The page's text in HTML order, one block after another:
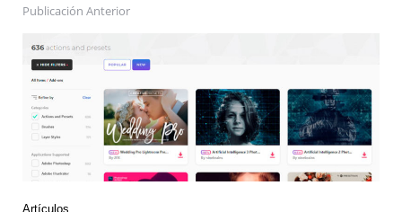
Publicación Anterior
Artículos